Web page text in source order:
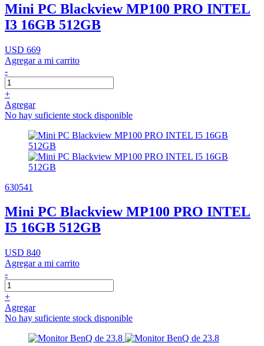
Mini PC Blackview MP100 PRO INTEL
I3 16GB 512GB
USD 669
Agregar a mi carrito
-
+
Agregar
No hay suficiente stock disponible
630541
Mini PC Blackview MP100 PRO INTEL
I5 16GB 512GB
USD 840
Agregar a mi carrito
-
+
Agregar
No hay suficiente stock disponible